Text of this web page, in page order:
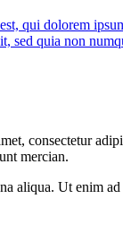
qui dolorem
sed quia non
consectetur
mercian.
aliqua. Ut enim